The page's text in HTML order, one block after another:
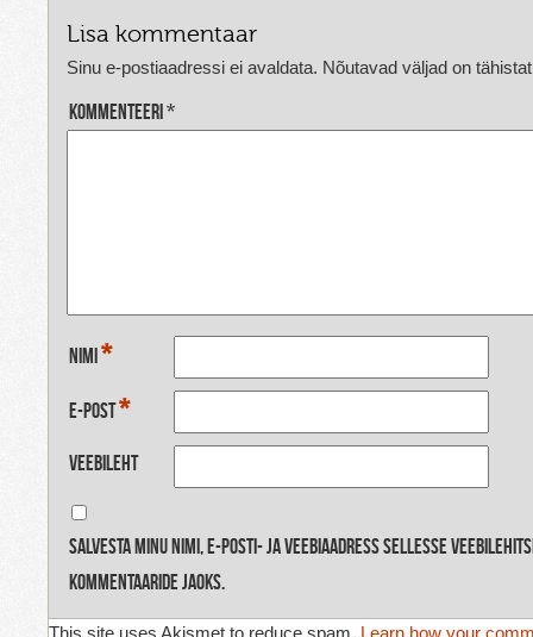
Lisa kommentaar
Sinu e-postiaadressi ei avaldata. Nõutavad väljad on
Kommenteeri*
Nimi*
E-post*
Veebileht
Salvesta minu nimi, e-posti- ja veebiaadress sellesse
kommentaaride jaoks.
This site uses Akismet to reduce spam. Learn how your